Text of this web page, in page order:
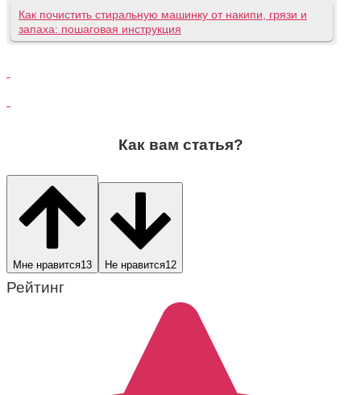
Как почистить стиральную машинку от накипи, грязи и
запаха: пошаговая инструкция
Как вам статья?
Мне нравится13 Не нравится12
Рейтинг